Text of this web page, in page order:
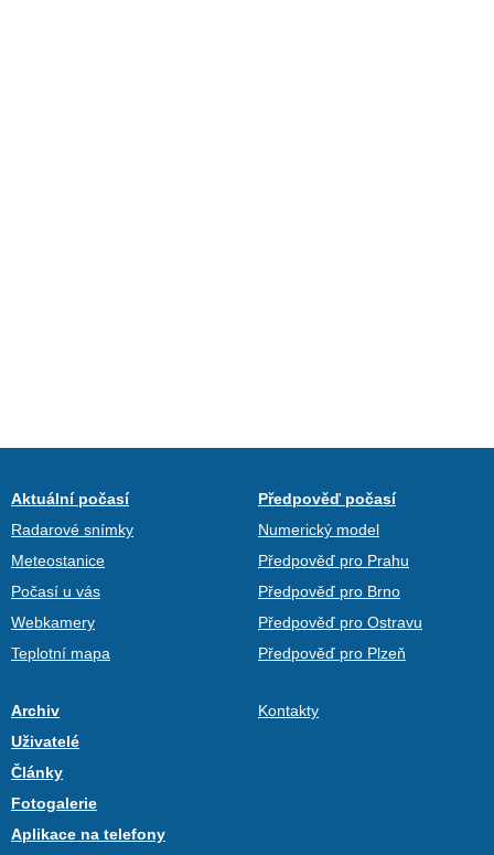
Aktuální počasí
Radarové snímky
Meteostanice
Počasí u vás
Webkamery
Teplotní mapa
Předpověď počasí
Numerický model
Předpověď pro Prahu
Předpověď pro Brno
Předpověď pro Ostravu
Předpověď pro Plzeň
Archiv
Uživatelé
Články
Fotogalerie
Aplikace na telefony
Kontakty